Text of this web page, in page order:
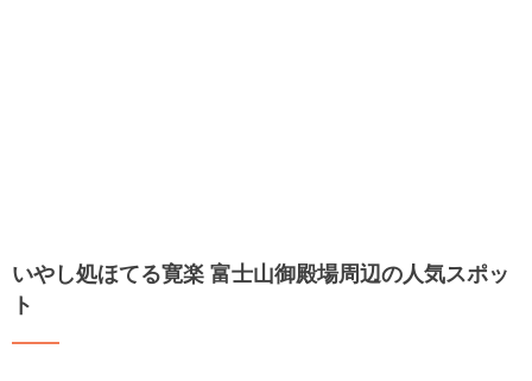
いやし処ほてる寛楽 富士山御殿場周辺の人気スポッ
ト